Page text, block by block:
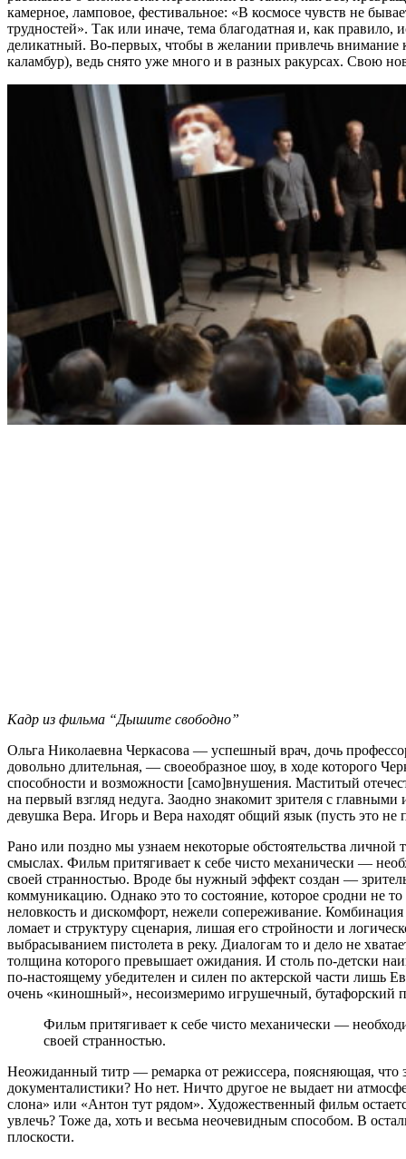
камерное, ламповое, фестивальное: «В космосе чувств не
трудностей». Так или иначе, тема благодатная и, как
деликатный. Во-первых, чтобы в желании привлечь внимание
каламбур), ведь снято уже много и в разных ракурсах. Свою
Кадр из фильма “Дышите свободно”
Ольга Николаевна Черкасова — успешный врач, дочь
довольно длительная, — своеобразное шоу, в ходе которого
способности и возможности [само]внушения. Маститый
на первый взгляд недуга. Заодно знакомит зрителя с
девушка Вера. Игорь и Вера находят общий язык (пусть это
Рано или поздно мы узнаем некоторые обстоятельства
смыслах. Фильм притягивает к себе чисто механически —
своей странностью. Вроде бы нужный эффект создан —
коммуникацию. Однако это то состояние, которое сродни не
неловкость и дискомфорт, нежели сопереживание.
ломает и структуру сценария, лишая его стройности и
выбрасыванием пистолета в реку. Диалогам то и дело не
толщина которого превышает ожидания. И столь по-детски
по-настоящему убедителен и силен по актерской части лишь
очень «киношный», несоизмеримо игрушечный,
Фильм притягивает к себе чисто механически —
своей странностью.
Неожиданный титр — ремарка от режиссера, поясняющая, что
документалистики? Но нет. Ничто другое не выдает ни
слона» или «Антон тут рядом». Художественный фильм
увлечь? Тоже да, хоть и весьма неочевидным способом. В
плоскости.